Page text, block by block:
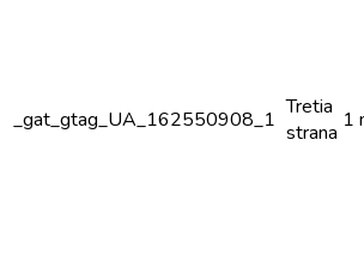
_gat_gtag_UA_162550908_1 Tretia
strana 1